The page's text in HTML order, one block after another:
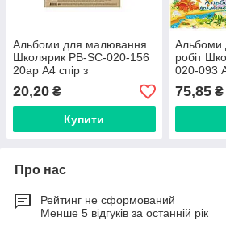
Альбоми для малювання
Школярик PB-SC-020-156
20ар А4 спір з
перфорацією карт/обкл
20,20 ₴
Купити
Альбоми
робіт
020-093
спіралі
art"
75,85₴
Про нас
Рейтинг не сформований
Менше 5 відгуків за останній рік